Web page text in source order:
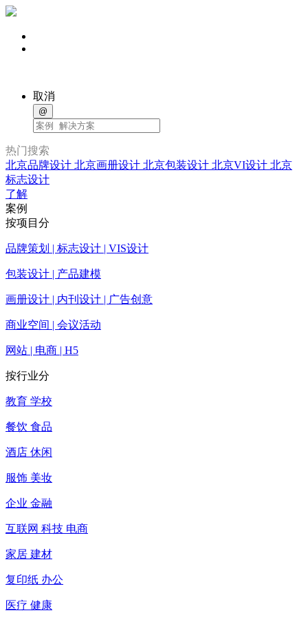
取消
@
热门搜索
北京品牌设计 北京画册设计 北京包装设计 北京VI设计 北京
标志设计
了解
案例
按项目分
品牌策划 | 标志设计 | VIS设计
包装设计 | 产品建模
画册设计 | 内刊设计 | 广告创意
商业空间 | 会议活动
网站 | 电商 | H5
按行业分
教育 学校
餐饮 食品
酒店 休闲
服饰 美妆
企业 金融
互联网 科技 电商
家居 建材
复印纸 办公
医疗 健康